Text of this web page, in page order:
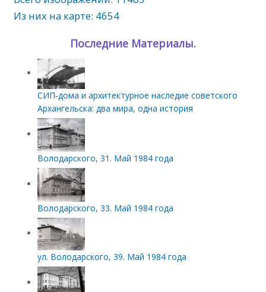
Из них на карте: 4654
Последние Материалы.
СИП‑дома и архитектурное наследие советского
Архангельска: два мира, одна история
Володарского, 31. Май 1984 года
Володарского, 33. Май 1984 года
ул. Володарского, 39. Май 1984 года